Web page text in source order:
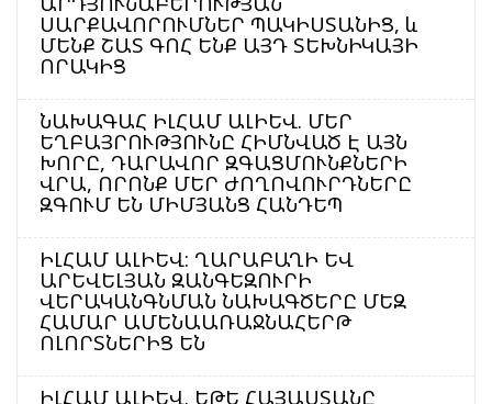
ՍԱՐՔԱՎՈՐՈՒՄՆԵՐ ՊԱԿԻՍՏԱՆԻՑ, և
ՄԵՆՔ ՇԱՏ ԳՈՀ ԵՆՔ ԱՅԴ ՏԵԽՆԻԿԱՅԻ
ՈՐԱԿԻՑ
ՆԱԽԱԳԱՀ ԻԼՀԱՄ ԱԼԻԵՎ. ՄԵՐ
ԵՂԲԱՅՐՈՒԹՅՈՒՆԸ ՀԻՄՆՎԱԾ Է ԱՅՆ
ԽՈՐԸ, ԴԱՐԱՎՈՐ ԶԳԱՑՄՈՒՆՔՆԵՐԻ
ՎՐԱ, ՈՐՈՆՔ ՄԵՐ ԺՈՂՈՎՈՒՐԴՆԵՐԸ
ԶԳՈՒՄ ԵՆ ՄԻՄՅԱՆՑ ՀԱՆԴԵՊ
ԻԼՀԱՄ ԱԼԻԵՎ: ՂԱՐԱԲԱՂԻ ԵՎ
ԱՐԵՎԵԼՅԱՆ ԶԱՆԳԵԶՈՒՐԻ
ՎԵՐԱԿԱՆԳՆՄԱՆ ՆԱԽԱԳԾԵՐԸ ՄԵԶ
ՀԱՄԱՐ ԱՄԵՆԱԱՌԱՋՆԱՀԵՐԹ
ՈԼՈՐՏՆԵՐԻՑ ԵՆ
ԻԼՀԱՄ ԱԼԻԵՎ. ԵԹԵ ՀԱՅԱՍՏԱՆԸ